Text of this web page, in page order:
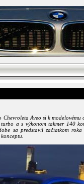
Aveo si k modelovému
a s výkonom takmer 140
sa predstavil začiatkom